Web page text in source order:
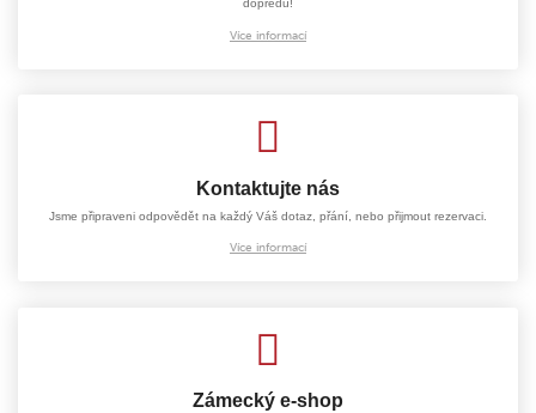
dopředu!
Více informací
Kontaktujte nás
Jsme připraveni odpovědět na každý Váš dotaz, přání, nebo přijmout rezervaci.
Více informací
Zámecký e-shop